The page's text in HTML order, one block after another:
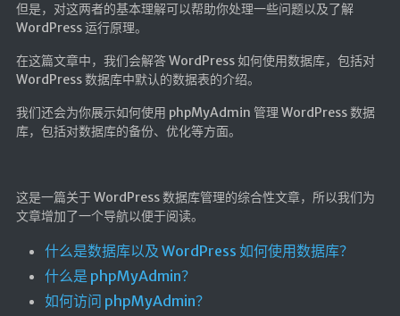
但是，对这两者的基本理解可以帮助你处理一些问题以及了解
WordPress 运行原理。
在这篇文章中，我们会解答 WordPress 如何使用数据库，包括对
WordPress 数据库中默认的数据表的介绍。
我们还会为你展示如何使用 phpMyAdmin 管理 WordPress 数据
库，包括对数据库的备份、优化等方面。
这是一篇关于 WordPress 数据库管理的综合性文章，所以我们为
文章增加了一个导航以便于阅读。
什么是数据库以及 WordPress 如何使用数据库？
什么是 phpMyAdmin？
如何访问 phpMyAdmin？
🔥排行榜
综合导航
合集网
鱼塘热榜
暗网导航
网页代理
网页代理备用